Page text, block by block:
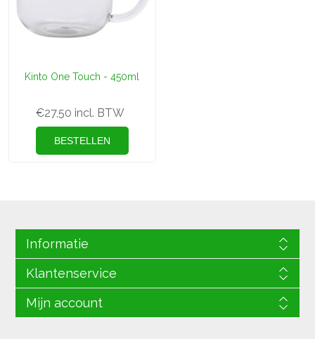
Kinto One Touch - 450ml
€27,50 incl. BTW
Informatie
Klantenservice
Mijn account